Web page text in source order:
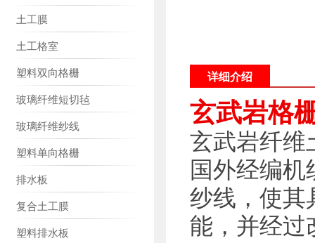
土工膜
土工格室
塑料双向格栅
玻璃纤维短切毡
玻璃纤维纱线
塑料单向格栅
排水板
复合土工膜
塑料排水板
详细介绍
玄武岩格
玄武岩纤维
国外经编
纱线，使其
能，并经过